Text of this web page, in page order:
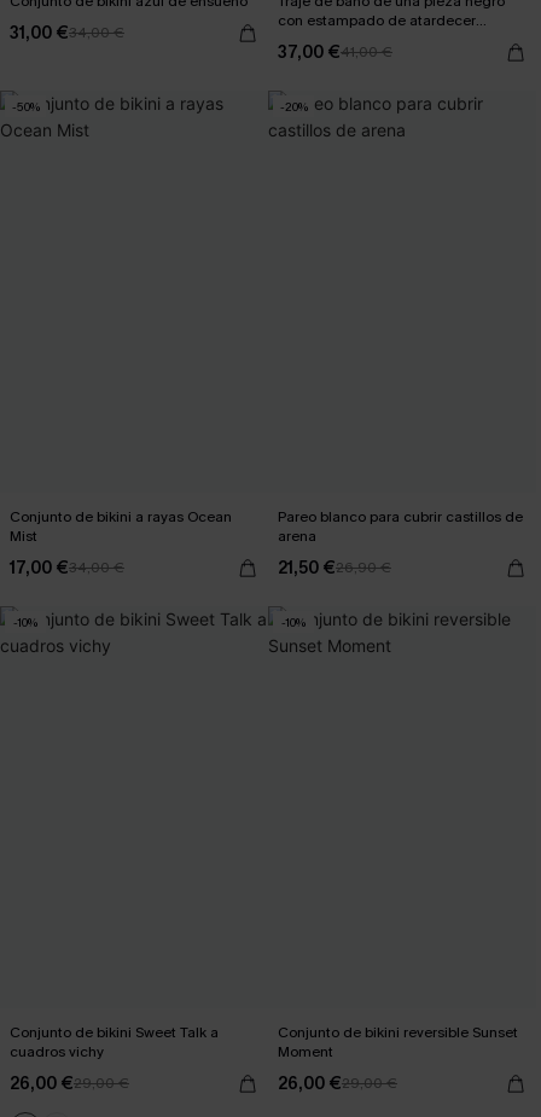
31,00 €34,00 €
con estampado de atardecer
37,00 €41,00 €
-50%
Conjunto de bikini a rayas Ocean
Mist
17,00 €34,00 €
-20%
Pareo blanco para cubrir castillos de
arena
21,50 €26,90 €
-10%
Conjunto de bikini Sweet Talk a
cuadros vichy
26,00 €29,00 €
-10%
Conjunto de bikini reversible Sunset
Moment
26,00 €29,00 €